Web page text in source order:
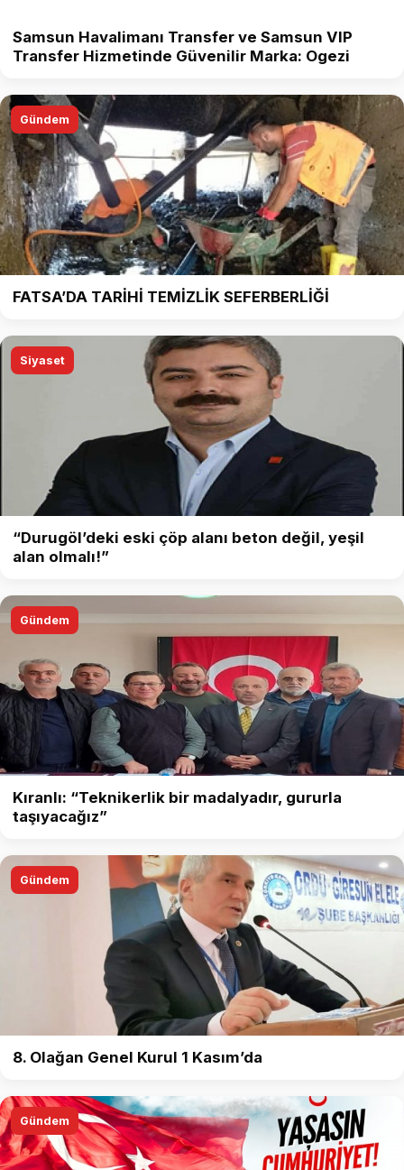
Samsun Havalimanı Transfer ve Samsun VIP
Transfer Hizmetinde Güvenilir Marka: Ogezi
Gündem
FATSA’DA TARİHİ TEMİZLİK SEFERBERLİĞİ
Siyaset
“Durugöl’deki eski çöp alanı beton değil, yeşil
alan olmalı!”
Gündem
Kıranlı: “Teknikerlik bir madalyadır, gururla
taşıyacağız”
Gündem
8. Olağan Genel Kurul 1 Kasım’da
Gündem